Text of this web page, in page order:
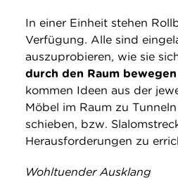
In einer Einheit stehen
Verfügung. Alle sind
auszuprobieren, wie sie
durch den Raum bewegen
kommen Ideen aus der
Möbel im Raum zu
schieben, bzw.
Herausforderungen zu
Wohltuender Ausklang